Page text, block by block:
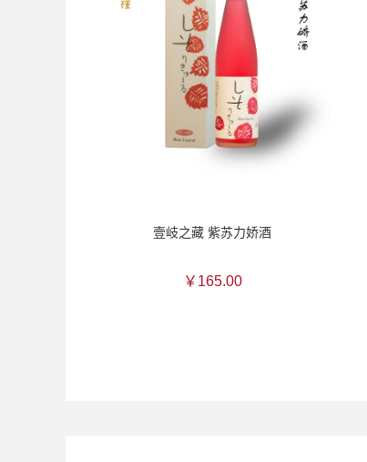
壹岐之藏 紫苏力娇酒
￥165.00